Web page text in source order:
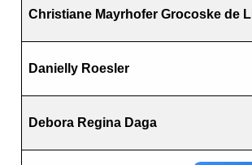
Christiane Mayrhofer Grocoske de
Danielly Roesler
Debora Regina Daga